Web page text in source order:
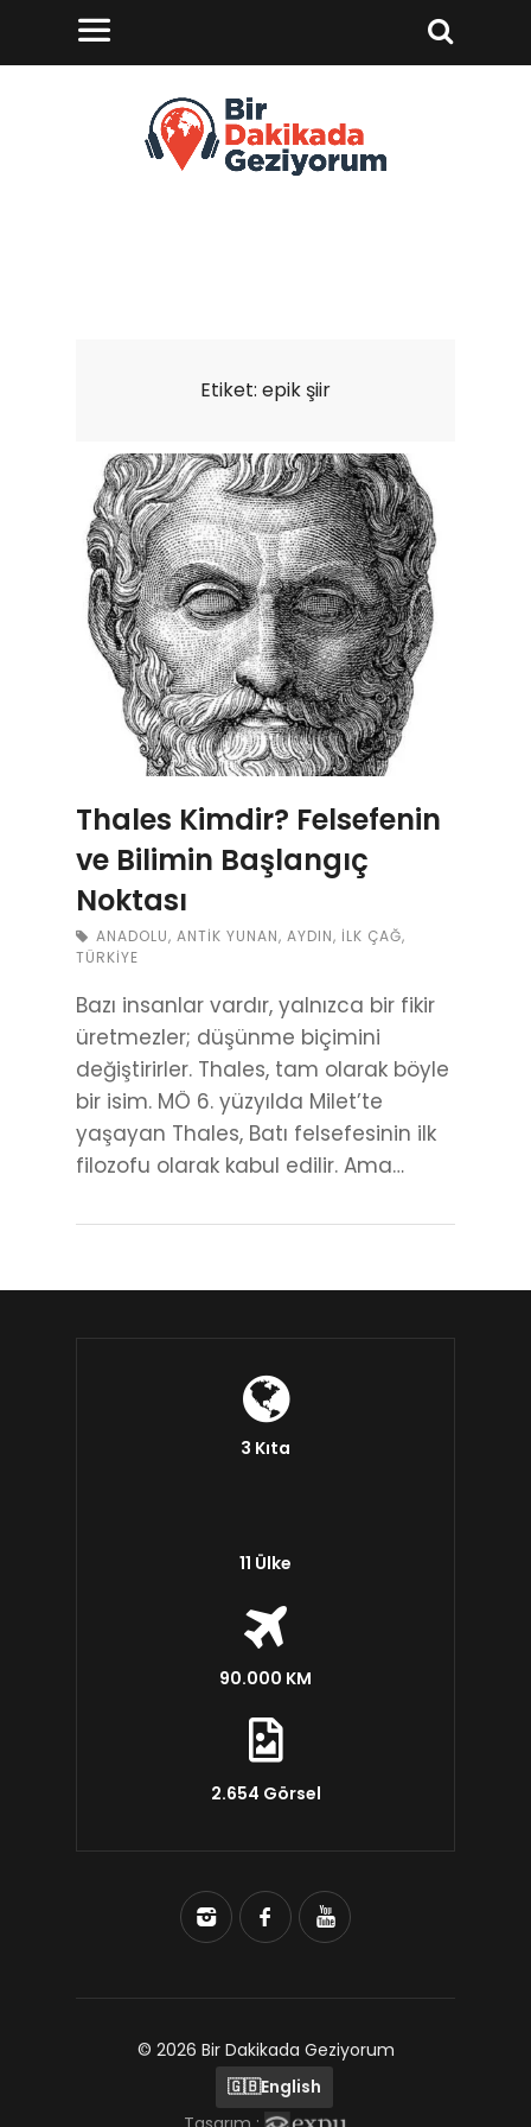
Etiket: epik şiir
Thales Kimdir? Felsefenin
ve Bilimin Başlangıç
Noktası
ANADOLU, ANTIK YUNAN, AYDIN, İLK ÇAĞ,
TÜRKIYE
Bazı insanlar vardır, yalnızca bir fikir
üretmezler; düşünme biçimini
değiştirirler. Thales, tam olarak böyle
bir isim. MÖ 6. yüzyılda Milet’te
yaşayan Thales, Batı felsefesinin ilk
filozofu olarak kabul edilir. Ama…
3 Kıta
11 Ülke
90.000 KM
2.654 Görsel
© 2026 Bir Dakikada Geziyorum
🇬🇧English